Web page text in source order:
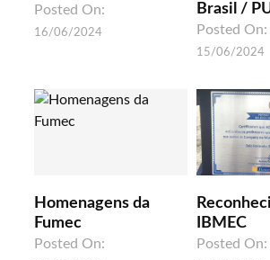
Posted On:
16/06/2024
Brasil /
Posted On:
15/06/2024
Homenagens da
Fumec
Posted On:
IBMEC
Posted On: